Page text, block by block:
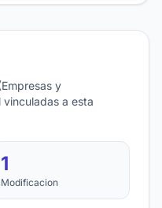
y
a esta
1
Modificacion